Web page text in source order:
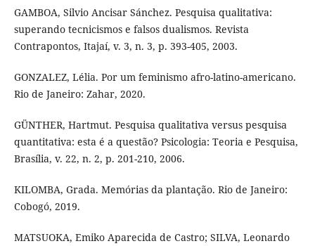
GAMBOA, Silvio Ancisar Sánchez. Pesquisa qualitativa:
superando tecnicismos e falsos dualismos. Revista
Contrapontos, Itajaí, v. 3, n. 3, p. 393-405, 2003.
GONZALEZ, Lélia. Por um feminismo afro-latino-americano.
Rio de Janeiro: Zahar, 2020.
GÜNTHER, Hartmut. Pesquisa qualitativa versus pesquisa
quantitativa: esta é a questão? Psicologia: Teoria e Pesquisa,
Brasília, v. 22, n. 2, p. 201-210, 2006.
KILOMBA, Grada. Memórias da plantação. Rio de Janeiro:
Cobogó, 2019.
MATSUOKA, Emiko Aparecida de Castro; SILVA, Leonardo